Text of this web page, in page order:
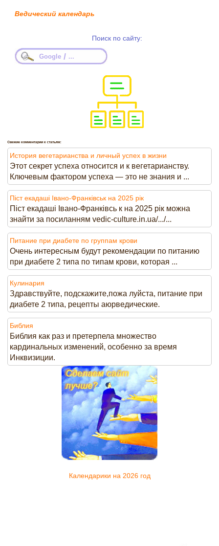
Ведический календарь
Поиск по сайту:
Google / ...
Свежие комментарии к статьям:
История вегетарианства и личный успех в жизни
Этот секрет успеха относится и к вегетарианству.
Ключевым фактором успеха — это не знания и ...
Піст екадаші Івано-Франківськ на 2025 рік
Піст екадаші Івано-Франківсь к на 2025 рік можна
знайти за посиланням vedic-culture.in.ua/.../...
Питание при диабете по группам крови
Очень интересным будут рекомендации по питанию
при диабете 2 типа по типам крови, которая ...
Кулинария
Здравствуйте, подскажите,пожа луйста, питание при
диабете 2 типа, рецепты аюрведические.
Библия
Библия как раз и претерпела множество
кардинальных изменений, особенно за время
Инквизиции.
Календарики на 2026 год